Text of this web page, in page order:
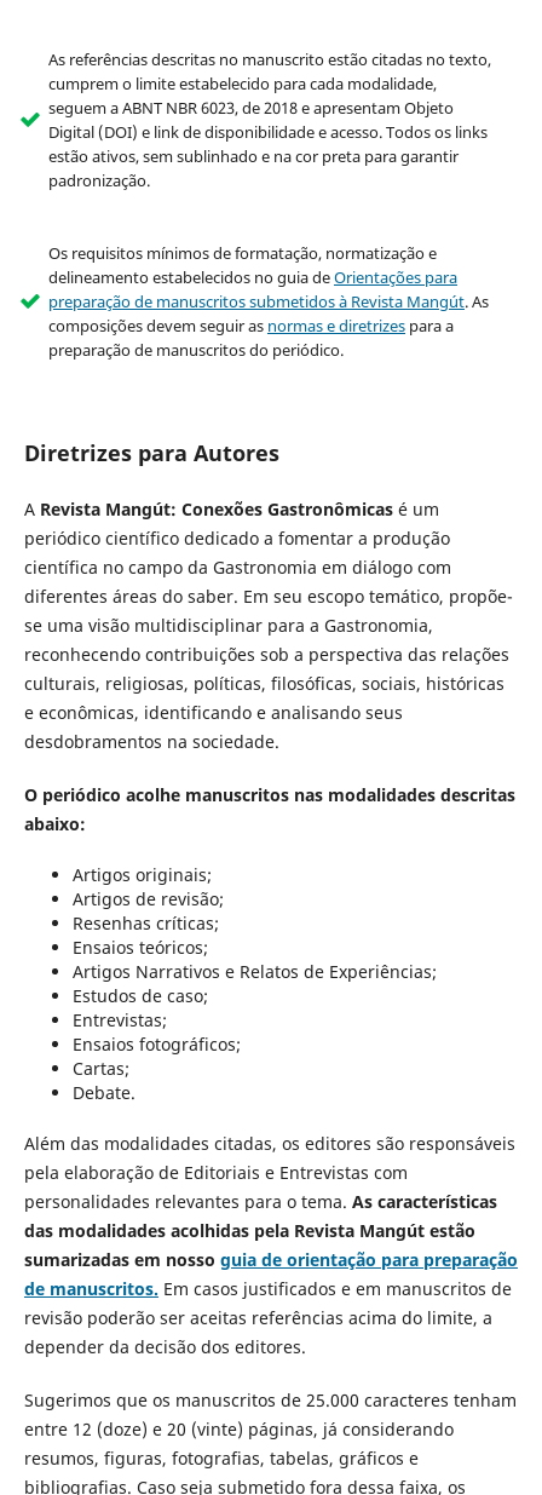
As referências descritas no manuscrito estão citadas no texto,
cumprem o limite estabelecido para cada modalidade,
seguem a ABNT NBR 6023, de 2018 e apresentam Objeto
Digital (DOI) e link de disponibilidade e acesso. Todos os links
estão ativos, sem sublinhado e na cor preta para garantir
padronização.
Os requisitos mínimos de formatação, normatização e
delineamento estabelecidos no guia deOrientações para
preparação de manuscritos submetidos à Revista Mangút.As
composições devem seguir as normas e diretrizespara a
preparação de manuscritos do periódico.
Diretrizes para Autores
A Revista Mangút: Conexões Gastronômicasé um
periódico científico dedicado a fomentar a produção
científica no campo da Gastronomia em diálogo com
diferentes áreas do saber. Em seu escopo temático, propõe-
se uma visão multidisciplinar para a Gastronomia,
reconhecendo contribuições sob a perspectiva das relações
culturais, religiosas, políticas, filosóficas, sociais, históricas
e econômicas, identificando e analisando seus
desdobramentos na sociedade.
O periódico acolhe manuscritos nas modalidades descritas
abaixo:
Artigos originais;
Artigos de revisão;
Resenhas críticas;
Ensaios teóricos;
Artigos Narrativos e Relatos de Experiências;
Estudos de caso;
Entrevistas;
Ensaios fotográficos;
Cartas;
Debate.
Além das modalidades citadas, os editores são responsáveis
pela elaboração de Editoriais e Entrevistas com
personalidades relevantes para o tema. As características
das modalidades acolhidas pela Revista Mangút estão
sumarizadas em nosso guia de orientação para preparação
de manuscritos. Em casos justificados e em manuscritos de
revisão poderão ser aceitas referências acima do limite, a
depender da decisão dos editores.
Sugerimos que os manuscritos de 25.000 caracteres tenham
entre 12 (doze) e 20 (vinte) páginas, já considerando
resumos, figuras, fotografias, tabelas, gráficos e
bibliografias. Caso seja submetido fora dessa faixa, os